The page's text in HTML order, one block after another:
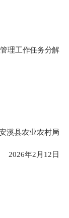
理工作任务分解
溪县农业农村局
2026年2月12日